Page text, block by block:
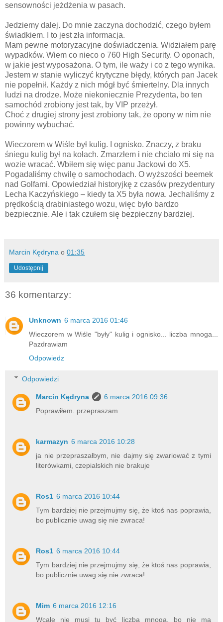
sensowności jeżdżenia w pasach.
Jedziemy dalej. Do mnie zaczyna dochodzić, czego byłem
świadkiem. I to jest zła informacja.
Mam pewne motoryzacyjne doświadczenia. Widziałem parę
wypadków. Wiem co nieco o 760 High Security. O oponach,
w jakie jest wyposażona. O tym, ile waży i co z tego wynika.
Jestem w stanie wyliczyć krytyczne błędy, których pan Jacek
nie popełnił. Każdy z nich mógł być śmiertelny. Dla innych
ludzi na drodze. Może niekoniecznie Prezydenta, bo ten
samochód zrobiony jest tak, by VIP przeżył.
Choć z drugiej strony jest zrobiony tak, że opony w nim nie
powinny wybuchać.
Wieczorem w Wiśle był kulig. I ognisko. Znaczy, z braku
śniegu kulig był na kołach. Zmarzłem i nie chciało mi się na
wozie wracać. Wbiłem się więc panu Jackowi do X5.
Pogadaliśmy chwilę o samochodach. O wyższości beemek
nad Golfami. Opowiedział historyjkę z czasów prezydentury
Lecha Kaczyńskiego – kiedy ta X5 była nowa. Jechaliśmy z
prędkością drabiniastego wozu, więc było bardzo
bezpiecznie. Ale i tak czułem się bezpieczny bardziej.
Marcin Kędryna o 01:35
Udostępnij
36 komentarzy:
Unknown 6 marca 2016 01:46
Wieczorem w Wiśle "były" kulig i ognisko... liczba mnoga...
Pazdrawiam
Odpowiedz
Odpowiedzi
Marcin Kędryna
6 marca 2016 09:36
Poprawiłem. przepraszam
karmazyn 6 marca 2016 10:28
ja nie przepraszałbym, nie dajmy się zwariować z tymi
literówkami, czepialskich nie brakuje
Ros1 6 marca 2016 10:44
Tym bardziej nie przejmujmy się, że ktoś nas poprawia,
bo publicznie uwag się nie zwraca!
Ros1 6 marca 2016 10:44
Tym bardziej nie przejmujmy się, że ktoś nas poprawia,
bo publicznie uwag się nie zwraca!
Mim 6 marca 2016 12:16
Wcale nie musi tu być liczba mnoga, bo nie ma